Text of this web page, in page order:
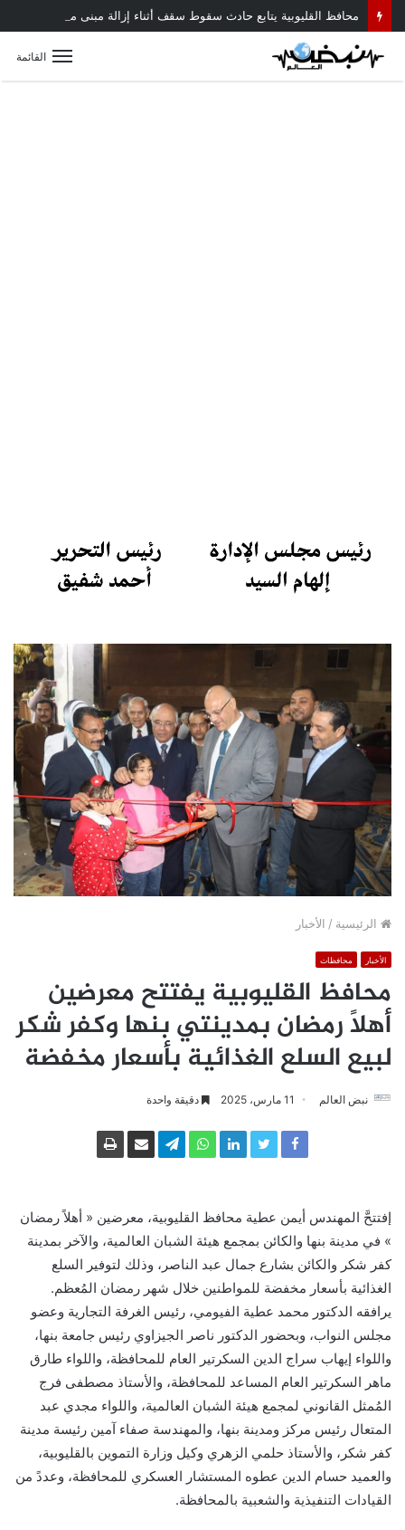
القائمة
الرئيسية / الأخبار
الأخبار محافظات
محافظ القليوبية يفتتح معرضين
أهلاً رمضان بمدينتي بنها وكفر شكر
لبيع السلع الغذائية بأسعار مخفضة
نبض العالم 11 مارس، 2025 دقيقة واحدة
إفتتحَّ المهندس أيمن عطية محافظ القليوبية، معرضين « أهلاً رمضان
» في مدينة بنها والكائن بمجمع هيئة الشبان العالمية، والآخر بمدينة
كفر شكر والكائن بشارع جمال عبد الناصر، وذلك لتوفير السلع
الغذائية بأسعار مخفضة للمواطنين خلال شهر رمضان المُعظم.
يرافقه الدكتور محمد عطية الفيومي، رئيس الغرفة التجارية وعضو
مجلس النواب، وبحضور الدكتور ناصر الجيزاوي رئيس جامعة بنها،
واللواء إيهاب سراج الدين السكرتير العام للمحافظة، واللواء طارق
ماهر السكرتير العام المساعد للمحافظة، والأستاذ مصطفى فرج
المُمثل القانوني لمجمع هيئة الشبان العالمية، واللواء مجدي عبد
المتعال رئيس مركز ومدينة بنها، والمهندسة صفاء آمين رئيسة مدينة
كفر شكر، والأستاذ حلمي الزهري وكيل وزارة التموين بالقليوبية،
والعميد حسام الدين عطوه المستشار العسكري للمحافظة، وعددً من
القيادات التنفيذية والشعبية بالمحافظة.